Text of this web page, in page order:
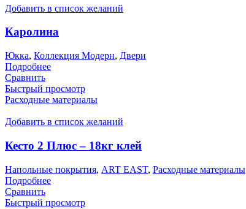
Добавить в список желаний
Каролина
Юкка, Коллекция Модерн, Двери
Подробнее
Сравнить
Быстрый просмотр
Расходные материалы
Добавить в список желаний
Кесто 2 Плюс – 18кг клей
Напольные покрытия, ART EAST, Расходные материалы
Подробнее
Сравнить
Быстрый просмотр